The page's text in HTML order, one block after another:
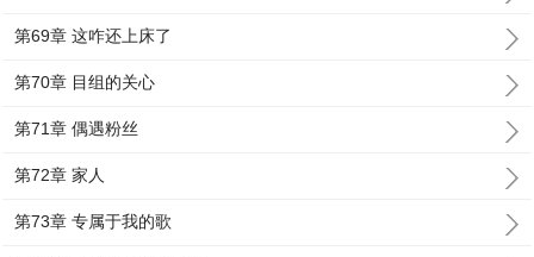
第69章 这咋还上床了
第70章 目组的关心
第71章 偶遇粉丝
第72章 家人
第73章 专属于我的歌